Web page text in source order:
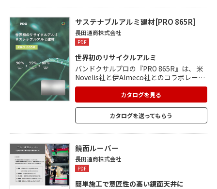
害で、リサイクル性100%。
サステナブルアルミ建材[PRO 865R]
長田通商株式会社
PDF
世界初のリサイクルアルミ
バンドクサルプロの『PRO 865R』は、 米
Novelis社と伊Almeco社とのコラボレーシ
ョンであり、 90%を超えるリサイクルアル
ミと革新的なアルメコ社の ”zero waste”ア
ルマイト処理により誕生しました。 90%
リサイクル含有率 95% エネルギー消費削
減率 80% CO2排出量削減率
カタログを見る
カタログを送ってもらう
鏡面ルーバー
長田通商株式会社
PDF
簡単施工で意匠性の高い鏡面天井に